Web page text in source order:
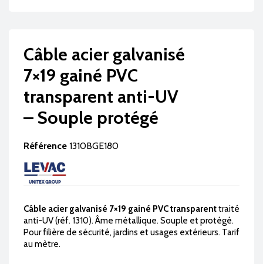
Câble acier galvanisé
7×19 gainé PVC
transparent anti-UV
– Souple protégé
Référence 1310BGE180
Câble acier galvanisé 7×19 gainé PVC transparenttraité
anti-UV (réf. 1310). Âme métallique. Souple et protégé.
Pour filière de sécurité, jardins et usages extérieurs. Tarif
au mètre.